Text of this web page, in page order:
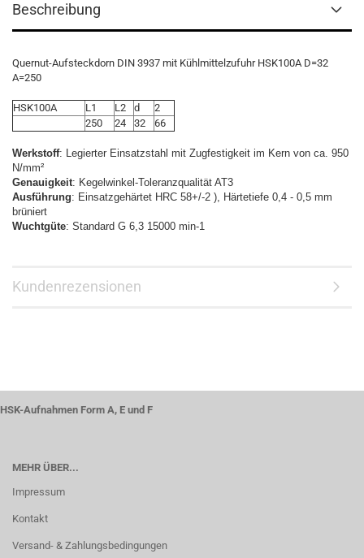
Beschreibung
Quernut-Aufsteckdorn DIN 3937 mit Kühlmittelzufuhr HSK100A D=32
A=250
HSK100A L1 L2 d
2
250
24 32 66
Werkstoff: Legierter Einsatzstahl mit Zugfestigkeit im Kern von ca. 950
N/mm²
Genauigkeit: Kegelwinkel-Toleranzqualität AT3
Ausführung: Einsatzgehärtet HRC 58+/-2 ), Härtetiefe 0,4 - 0,5 mm
brüniert
Wuchtgüte: Standard G 6,3 15000 min-1
Kundenrezensionen
HSK-Aufnahmen Form A, E und F
MEHR ÜBER...
Impressum
Kontakt
Versand- & Zahlungsbedingungen